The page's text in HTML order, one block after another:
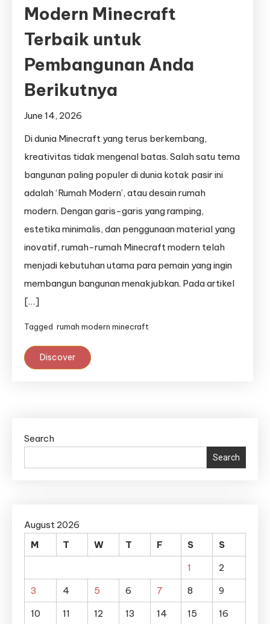
Modern Minecraft
Terbaik untuk
Pembangunan Anda
Berikutnya
June 14, 2026
Di dunia Minecraft yang terus berkembang,
kreativitas tidak mengenal batas. Salah satu tema
bangunan paling populer di dunia kotak pasir ini
adalah ‘Rumah Modern’, atau desain rumah
modern. Dengan garis-garis yang ramping,
estetika minimalis, dan penggunaan material yang
inovatif, rumah-rumah Minecraft modern telah
menjadi kebutuhan utama para pemain yang ingin
membangun bangunan menakjubkan. Pada artikel
[…]
Tagged rumah modern minecraft
Discover
Search
Search
August 2026
M
T W T F S
S
1
2
3
4 5 6 7 8
9
10
11 12 13 14 15
16